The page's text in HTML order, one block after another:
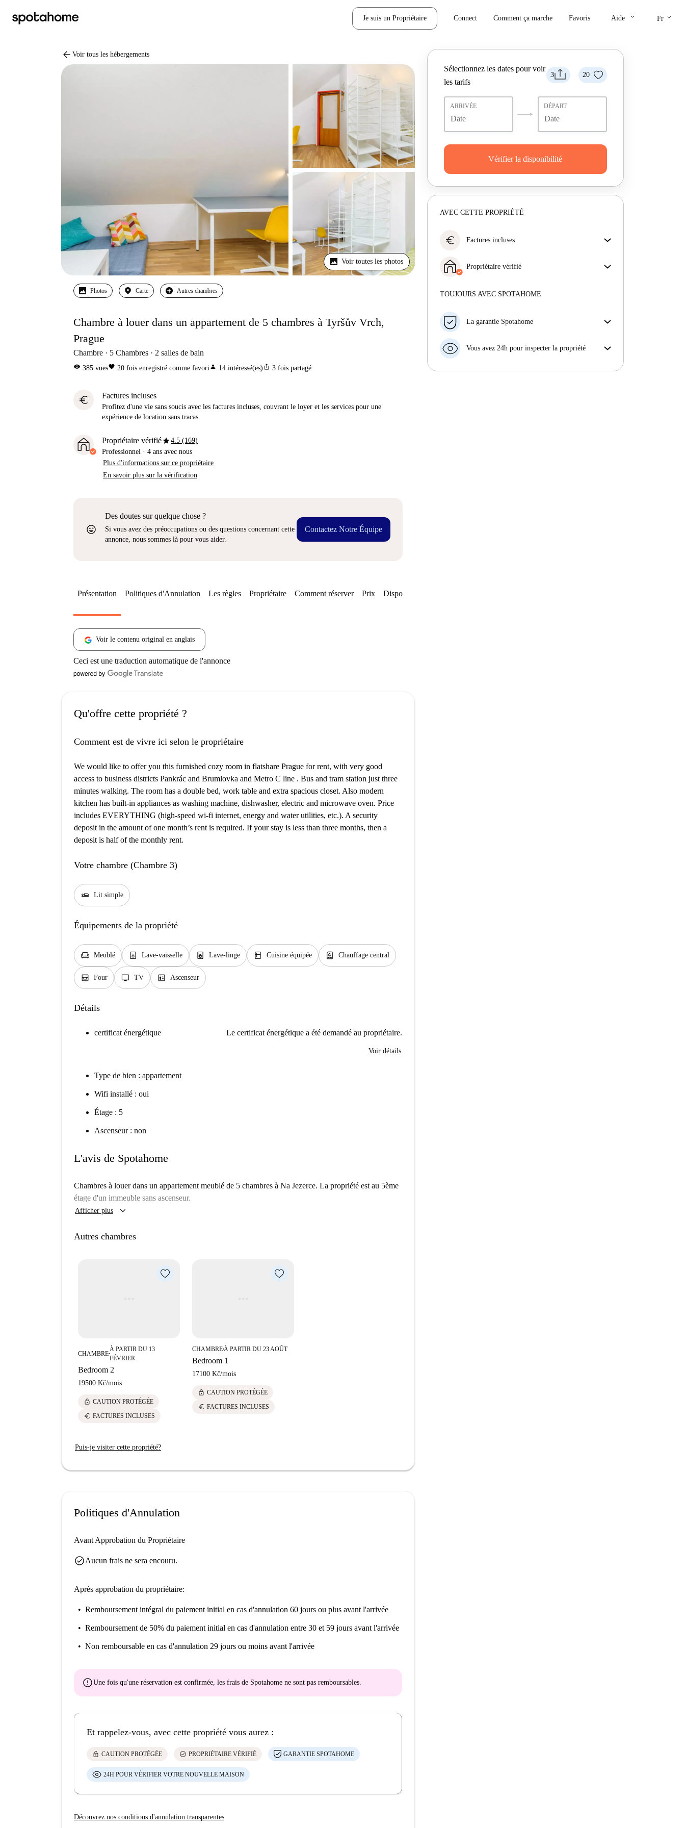
Je suis un Propriétaire Connect Comment ça marche Favoris Aide keyboard_arrow_down Fr keyboard_arrow_down
arrow_back Voir tous les hébergements
Voir toutes les photos
Photos Carte Autres chambres
Chambre à louer dans un appartement de 5 chambres à Tyršův Vrch,
Prague
Chambre 5 Chambres 2 salles de bain
visibility 385 vuesfavorite 20 fois enregistré comme favoriperson 14 intéressé(es) ios_share 3 fois partagé
euro Factures incluses
Profitez d'une vie sans soucis avec les factures incluses, couvrant le loyer et les services pour une
expérience de location sans tracas.
Propriétaire vérifiéstar4.5 (169)
Professionnel · 4 ans avec nous
Plus d'informations sur ce propriétaire
En savoir plus sur la vérification
sentiment_very_satisfied
Des doutes sur quelque chose ?
Si vous avez des préoccupations ou des questions concernant cette
annonce, nous sommes là pour vous aider.
Contactez Notre Équipe
3 20
Sélectionnez les dates pour voir
les tarifs
ARRIVÉE DÉPART
Vérifier la disponibilité
AVEC CETTE PROPRIÉTÉ
euro Factures incluses
incluses, couvrant le loyer et les services pour une
expérience de location sans tracas.
Propriétaire vérifié
Plus d'informations sur ce propriétaire
TOUJOURS AVEC SPOTAHOME
La garantie Spotahome
préavis, nous allons soit (A) vous payer une chambre
soit (B) vous rembourser en totalité.
Vous avez 24h pour inspecter la propriété
Présentation Politiques d'Annulation Les règles Propriétaire Comment réserver Prix Disponibilités
Voir le contenu original en anglais
Ceci est une traduction automatique de l'annonce
Qu'offre cette propriété ?
Comment est de vivre ici selon le propriétaire
We would like to offer you this furnished cozy room in flatshare Prague for rent, with very good
access to business districts Pankrác and Brumlovka and Metro C line . Bus and tram station just three
minutes walking. The room has a double bed, work table and extra spacious closet. Also modern
kitchen has built-in appliances as washing machine, dishwasher, electric and microwave oven. Price
includes EVERYTHING (high-speed wi-fi internet, energy and water utilities, etc.). A security
deposit in the amount of one month’s rent is required. If your stay is less than three months, then a
deposit is half of the monthly rent.
Votre chambre (Chambre 3)
airline_seat_flat Lit simple
Équipements de la propriété
chair Meublé dishwasher_gen Lave-vaisselle local_laundry_service Lave-linge kitchen Cuisine équipée water_heater Chauffage central
oven_gen Four tv TV elevator Ascenseur
Détails
certificat énergétique Le certificat énergétique a été demandé au propriétaire.
Voir détails
Type de bien : appartement
Wifi installé : oui
Étage : 5
Ascenseur : non
L'avis de Spotahome
Chambres à louer dans un appartement meublé de 5 chambres à Na Jezerce. La propriété est au 5ème
étage d'un immeuble sans ascenseur.
Afficher plus keyboard_arrow_down
Autres chambres
CHAMBRE■
À PARTIR DU 13
FÉVRIER
Bedroom 2
19500 Kč/mois
lock CAUTION PROTÉGÉE
euro FACTURES INCLUSES
CHAMBRE■À PARTIR DU 23 AOÛT
Bedroom 1
17100 Kč/mois
lock CAUTION PROTÉGÉE
euro FACTURES INCLUSES
Puis-je visiter cette propriété?
Politiques d'Annulation
Avant Approbation du Propriétaire
check_circleAucun frais ne sera encouru.
Après approbation du propriétaire:
Remboursement intégral du paiement initial en cas d'annulation 60 jours ou plus avant l'arrivée
Remboursement de 50% du paiement initial en cas d'annulation entre 30 et 59 jours avant l'arrivée
Non remboursable en cas d'annulation 29 jours ou moins avant l'arrivée
errorUne fois qu'une réservation est confirmée, les frais de Spotahome ne sont pas remboursables
Et rappelez-vous, avec cette propriété vous aurez :
lock CAUTION PROTÉGÉE check_circle PROPRIÉTAIRE VÉRIFIÉ GARANTIE SPOTAHOME
24H POUR VÉRIFIER VOTRE NOUVELLE MAISON
Découvrez nos conditions d'annulation transparentes